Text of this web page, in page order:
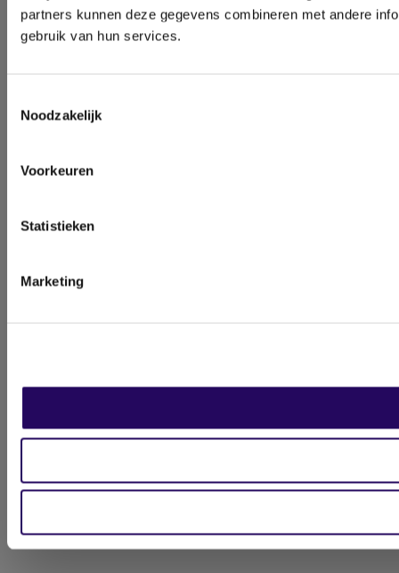
partners kunnen deze gegevens combineren met andere
gebruik van hun services.
Noodzakelijk
Voorkeuren
Statistieken
Marketing